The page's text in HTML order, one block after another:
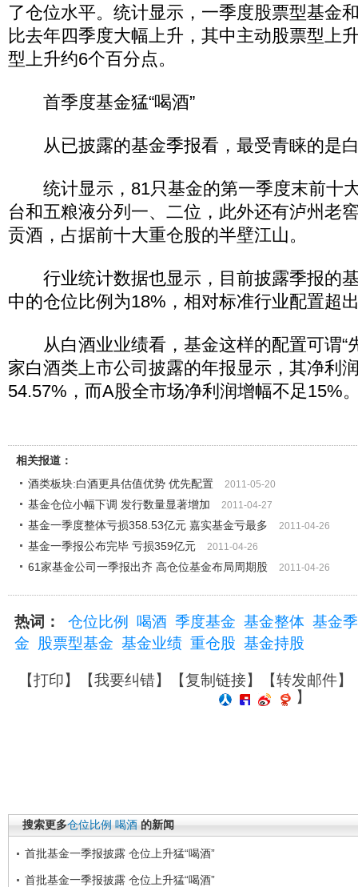
了仓位水平。统计显示，一季度股票型基金
比去年四季度大幅上升，其中主动股票型上
型上升约6个百分点。
首季度基金猛“喝酒”
从已披露的基金季报看，最受青睐的是
统计显示，81只基金的第一季度末前十
台和五粮液分列一、二位，此外还有泸州老
贡酒，占据前十大重仓股的半壁江山。
行业统计数据也显示，目前披露季报的
中的仓位比例为18%，相对标准行业配置超
从白酒业业绩看，基金这样的配置可谓“
家白酒类上市公司披露的年报显示，其净利
54.57%，而A股全市场净利润增幅不足15%
相关报道：
酒类板块:白酒更具估值优势 优先配置
2011-05-20
基金仓位小幅下调 发行数量显著增加 2011-04-27
基金一季度整体亏损358.53亿元 嘉实基金亏最多 2011-04-26
基金一季报公布完毕 亏损359亿元 2011-04-26
61家基金公司一季报出齐 高仓位基金布局周期股 2011-04-26
热词： 仓位比例 喝酒 季度基金 基金整体 基金
金
股票型基金 基金业绩 重仓股 基金持股
【打印】【我要纠错】【复制链接】【转发邮件】
】
搜索更多仓位比例 喝酒 的新闻
首批基金一季报披露 仓位上升猛“喝酒”
首批基金一季报披露 仓位上升猛“喝酒”